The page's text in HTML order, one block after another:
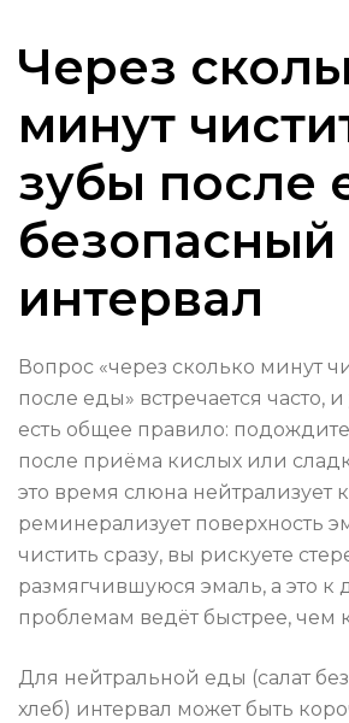
Через
минут
зубы после
безопасный
интервал
Вопрос «через сколько минут
после еды» встречается часто, и
есть общее правило:
после приёма кислых или
это время слюна нейтрализует
реминерализует поверхность
чистить сразу, вы рискуете
размягчившуюся эмаль, а это к
проблемам ведёт быстрее, чем
Для нейтральной еды (салат без
хлеб) интервал может быть